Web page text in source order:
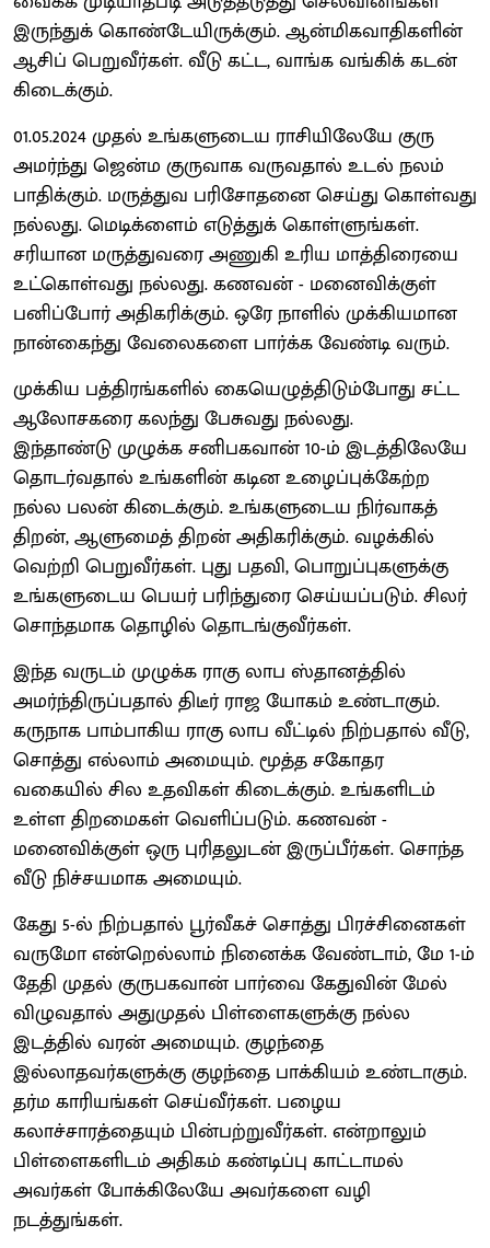
இருந்துக் கொண்டேயிருக்கும். ஆன்மிகவாதிகளின்
ஆசிப் பெறுவீர்கள். வீடு கட்ட, வாங்க வங்கிக் கடன்
கிடைக்கும்.
01.05.2024 முதல் உங்களுடைய ராசியிலேயே குரு
அமர்ந்து ஜென்ம குருவாக வருவதால் உடல் நலம்
பாதிக்கும். மருத்துவ பரிசோதனை செய்து கொள்வது
நல்லது. மெடிக்ளைம் எடுத்துக் கொள்ளுங்கள்.
சரியான மருத்துவரை அணுகி உரிய மாத்திரையை
உட்கொள்வது நல்லது. கணவன் - மனைவிக்குள்
பனிப்போர் அதிகரிக்கும். ஒரே நாளில் முக்கியமான
நான்கைந்து வேலைகளை பார்க்க வேண்டி வரும்.
முக்கிய பத்திரங்களில் கையெழுத்திடும்போது சட்ட
ஆலோசகரை கலந்து பேசுவது நல்லது.
இந்தாண்டு முழுக்க சனிபகவான் 10-ம் இடத்திலேயே
தொடர்வதால் உங்களின் கடின உழைப்புக்கேற்ற
நல்ல பலன் கிடைக்கும். உங்களுடைய நிர்வாகத்
திறன், ஆளுமைத் திறன் அதிகரிக்கும். வழக்கில்
வெற்றி பெறுவீர்கள். புது பதவி, பொறுப்புகளுக்கு
உங்களுடைய பெயர் பரிந்துரை செய்யப்படும். சிலர்
சொந்தமாக தொழில் தொடங்குவீர்கள்.
இந்த வருடம் முழுக்க ராகு லாப ஸ்தானத்தில்
அமர்ந்திருப்பதால் திடீர் ராஜ யோகம் உண்டாகும்.
கருநாக பாம்பாகிய ராகு லாப வீட்டில் நிற்பதால் வீடு,
சொத்து எல்லாம் அமையும். மூத்த சகோதர
வகையில் சில உதவிகள் கிடைக்கும். உங்களிடம்
உள்ள திறமைகள் வெளிப்படும். கணவன் -
மனைவிக்குள் ஒரு புரிதலுடன் இருப்பீர்கள். சொந்த
வீடு நிச்சயமாக அமையும்.
கேது 5-ல் நிற்பதால் பூர்வீகச் சொத்து பிரச்சினைகள்
வருமோ என்றெல்லாம் நினைக்க வேண்டாம், மே 1-ம்
தேதி முதல் குருபகவான் பார்வை கேதுவின் மேல்
விழுவதால் அதுமுதல் பிள்ளைகளுக்கு நல்ல
இடத்தில் வரன் அமையும். குழந்தை
இல்லாதவர்களுக்கு குழந்தை பாக்கியம் உண்டாகும்.
தர்ம காரியங்கள் செய்வீர்கள். பழைய
கலாச்சாரத்தையும் பின்பற்றுவீர்கள். என்றாலும்
பிள்ளைகளிடம் அதிகம் கண்டிப்பு காட்டாமல்
அவர்கள் போக்கிலேயே அவர்களை வழி
நடத்துங்கள்.